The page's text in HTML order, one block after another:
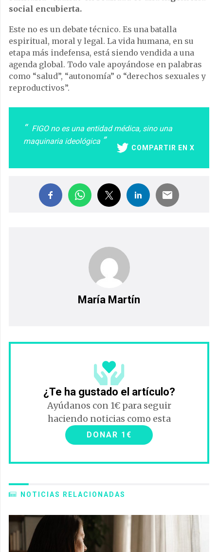
social encubierta.
Este no es un debate técnico. Es una batalla
espiritual, moral y legal. La vida humana, en su
etapa más indefensa, está siendo vendida a una
agenda global. Todo vale apoyándose en palabras
como “salud”, “autonomía” o “derechos sexuales y
reproductivos”.
FIGO no es una entidad médica, sino una
maquinaria ideológica
COMPARTIR EN X
María Martín
¿Te ha gustado el artículo?
Ayúdanos con 1€ para seguir
haciendo noticias como esta
DONAR 1€
NOTICIAS RELACIONADAS